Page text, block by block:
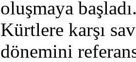
oluşmaya
Kürtlere karşı
dönemini